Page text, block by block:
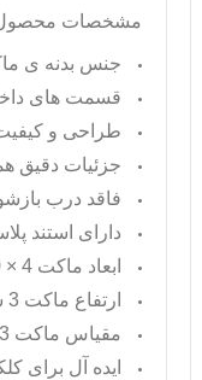
مشخصات
جنس بدنه ی
قسمت های
طراحی و کیفیت
جزئیات دقیق
فاقد درب
دارای استند
ابعاد ماکت 4 × 10 سانتیمتر
ارتفاع ماکت 3 سانتیمتر
مقیاس ماکت 1/43
ایده آل برای